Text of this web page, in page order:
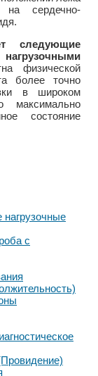
на сердечно-
следующие
физической
более точно
в широком
состояние
нагрузочные
с